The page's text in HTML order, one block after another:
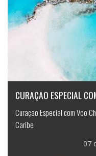
CURAÇAO ESPECIAL
Curaçao Especial com Voo
Caribe
07